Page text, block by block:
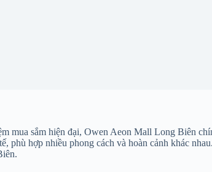
mua sắm hiện đại, Owen Aeon Mall Long Biên
phù hợp nhiều phong cách và hoàn cảnh khác